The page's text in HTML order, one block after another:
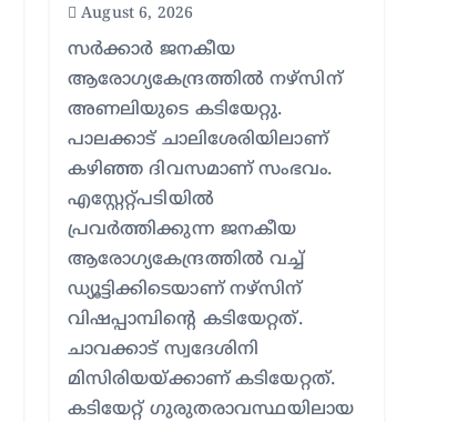
August 6, 2026
സര്‍ക്കാര്‍ ജനകീയ
ആരോഗ്യകേന്ദ്രത്തില്‍ നഴ്സിന്
അണലിയുടെ കടിയേറ്റു.
പാലക്കാട് ചാലിശേരിയിലാണ്
കഴിഞ്ഞ ദിവസമാണ് സംഭവം.
എസ്റ്റേറ്റ്പടിയില്‍
പ്രവര്‍ത്തിക്കുന്ന ജനകീയ
ആരോഗ്യകേന്ദ്രത്തില്‍ വച്ച്
ഡ്യൂട്ടിക്കിടെയാണ് നഴ്സിന്
വിഷപ്പാമ്പിന്റെ കടിയേറ്റത്.
ചാവക്കാട് സ്വദേശിനി
മിസിരിയയ്ക്കാണ് കടിയേറ്റത്.
കടിയേറ്റ് ഗുരുതരാവസ്ഥയിലായ